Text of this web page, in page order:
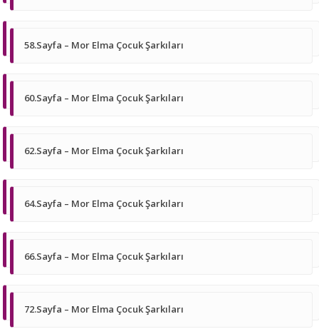
58.Sayfa – Mor Elma Çocuk Şarkıları
60.Sayfa – Mor Elma Çocuk Şarkıları
62.Sayfa – Mor Elma Çocuk Şarkıları
64.Sayfa – Mor Elma Çocuk Şarkıları
66.Sayfa – Mor Elma Çocuk Şarkıları
72.Sayfa – Mor Elma Çocuk Şarkıları